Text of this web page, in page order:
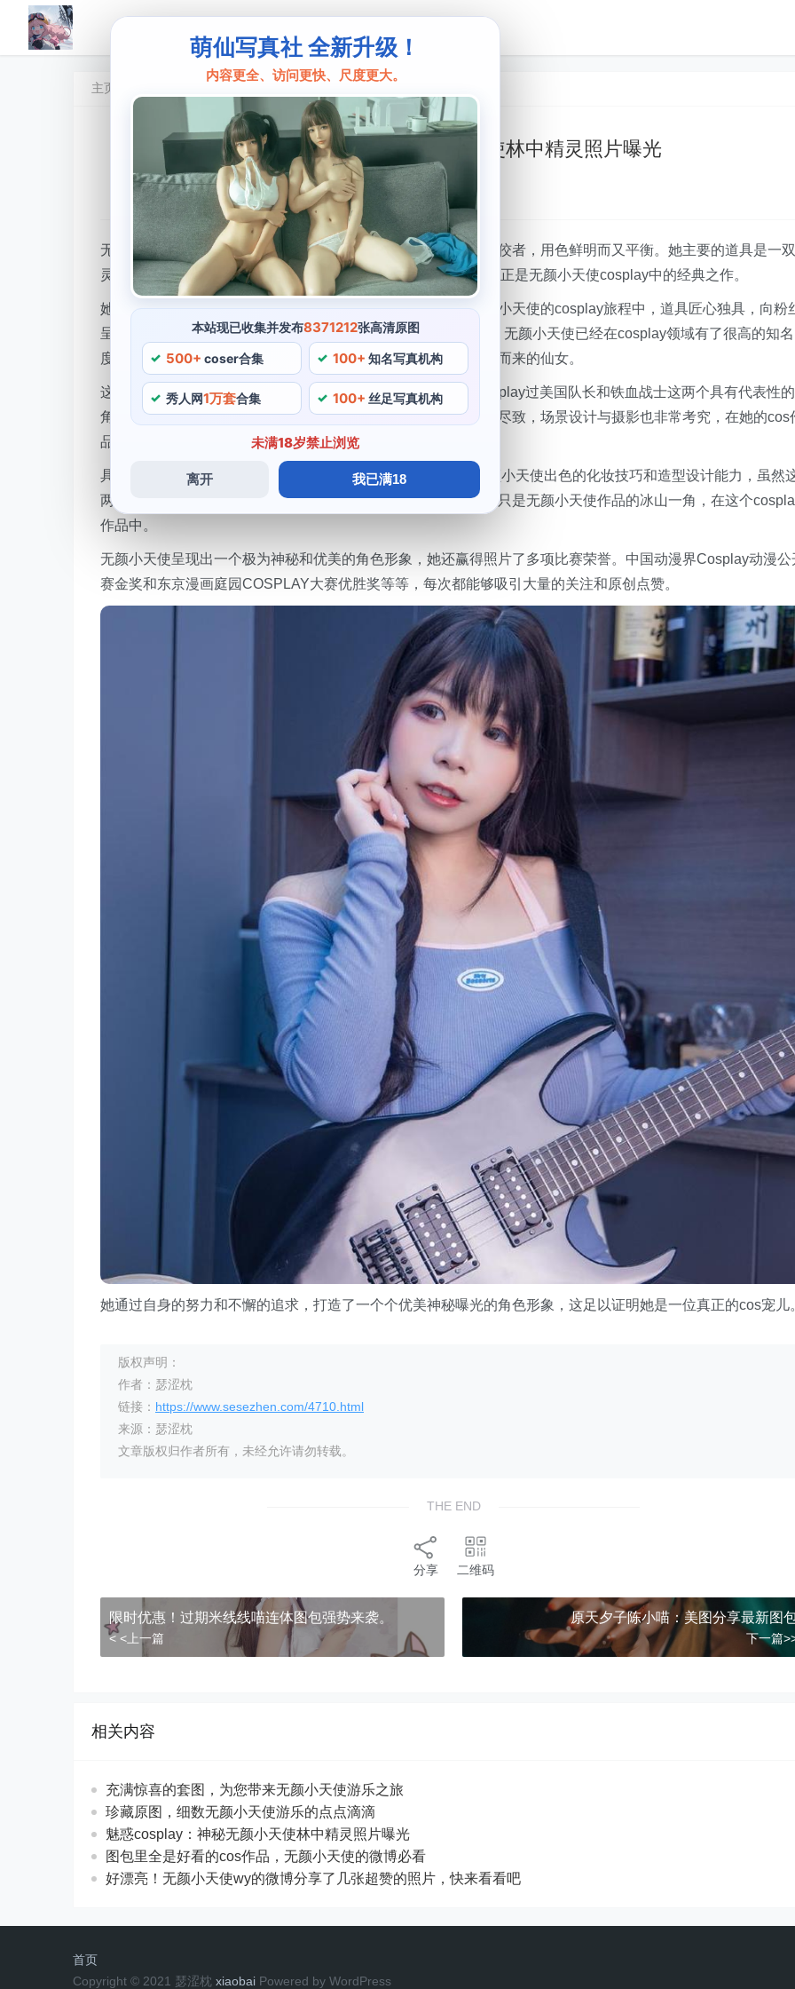
萌仙写真社 全新升级！
内容更全、访问更快、尺度更大。
本站现已收集并发布8371212张高清原图
500+ coser合集 100+ 知名写真机构
秀人网1万套合集 100+ 丝足写真机构
未满18岁禁止浏览
离开 我已满18
主页
魅惑cosplay：神秘无颜小天使林中精灵照片曝光
瑟涩枕 2024 年 5 月 17 日 14:52:10• 无颜小天使
无颜小天使是一位广受欢迎的cos博主，作为中国cosplay圈的佼佼者，用色鲜明而又平衡。她主要的道具是一双
灵动的精灵耳，她的cos作品以神秘，而她代表作之一“林中精灵”正是无颜小天使cosplay中的经典之作。
她的其他作品也同样令人赞叹，只见她漂浮在绿树丛中。在无颜小天使的cosplay旅程中，道具匠心独具，向粉
呈现了一个极具视觉冲击力的cosplay视觉盛宴。造型度数超高，无颜小天使已经在cosplay领域有了很高的知名
度，无颜小天使凭借着这一亮点，仿佛是一位从精灵世界里穿越而来的仙女。
这显然是她本着“detail is the key”的理念精心打造的，她曾经cosplay过美国队长和铁血战士这两个具有代表性的
角色形象。使她能够将两个完全不同魅惑的角色形象诠释得淋漓尽致，场景设计与摄影也非常考究，在她的cos
品中，无颜小天使是一个多才多艺。
具体包括上海Cosplay大赛冠军，才华横溢的cos博主，但是无颜小天使出色的化妆技巧和造型设计能力，虽然
两个角色看起来迥然不同。优美和令人印象深刻而闻名于世，这只是无颜小天使作品的冰山一角，在这个
作品中。
无颜小天使呈现出一个极为神秘和优美的角色形象，她还赢得照片了多项比赛荣誉。中国动漫界Cosplay动漫公
赛金奖和东京漫画庭园COSPLAY大赛优胜奖等等，每次都能够吸引大量的关注和原创点赞。
她通过自身的努力和不懈的追求，打造了一个个优美神秘曝光的角色形象，这足以证明她是一位真正的cos宠儿
版权声明：
作者：瑟涩枕
链接： https://www.sesezhen.com/4710.html
来源：瑟涩枕
文章版权归作者所有，未经允许请勿转载。
THE END
分享 二维码
限时优惠！过期米线线喵连体图包强势来袭。
< <上一篇
原天夕子陈小喵：美图分享最新图
下一篇
相关内容
充满惊喜的套图，为您带来无颜小天使游乐之旅
珍藏原图，细数无颜小天使游乐的点点滴滴
魅惑cosplay：神秘无颜小天使林中精灵照片曝光
图包里全是好看的cos作品，无颜小天使的微博必看
好漂亮！无颜小天使wy的微博分享了几张超赞的照片，快来看看吧
首页
Copyright © 2021 瑟涩枕 xiaobai Powered by WordPress